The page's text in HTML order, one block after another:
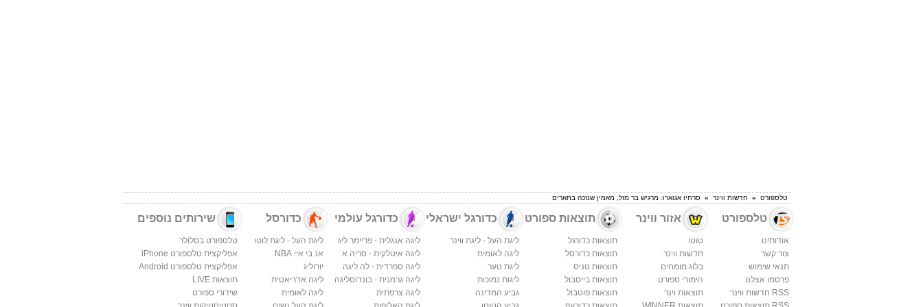
טלספורט » חדשות ווינר » סרחיו אגוארו: מרגיש בר מזל, מאמין שנזכה בתארים
טלספורט
אודותינו
צור קשר
תנאי שימוש
פרסמו אצלנו
RSS חדשות ווינר
אזור ווינר
טוטו
חדשות ווינר
בלוג מומחים
הימורי ספורט
תוצאות וינר
תוצאות ספורט
תוצאות כדורגל
תוצאות כדורסל
תוצאות טניס
תוצאות בייסבול
תוצאות פוטבול
כדורגל ישראלי
ליגת העל - ליגת ווינר
ליגה לאומית
ליגת נוער
ליגות נמוכות
גביע המדינה
כדורגל עולמי
ליגה אנגלית - פריימר ליג
ליגה איטלקית - סריה א
ליגה ספרדית - לה ליגה
ליגה גרמנית - בונדוסליגה
ליגה צרפתית
כדורסל
ליגת העל - ליגת לוטו
אנ בי איי NBA
יורוליג
ליגה אדריאטית
ליגה לאומית
שירותים נוספים
טלספורט בסלולר
אפליקצית טלספורט iPhone
אפליקצית טלספורט Android
תוצאות LIVE
שידורי ספורט